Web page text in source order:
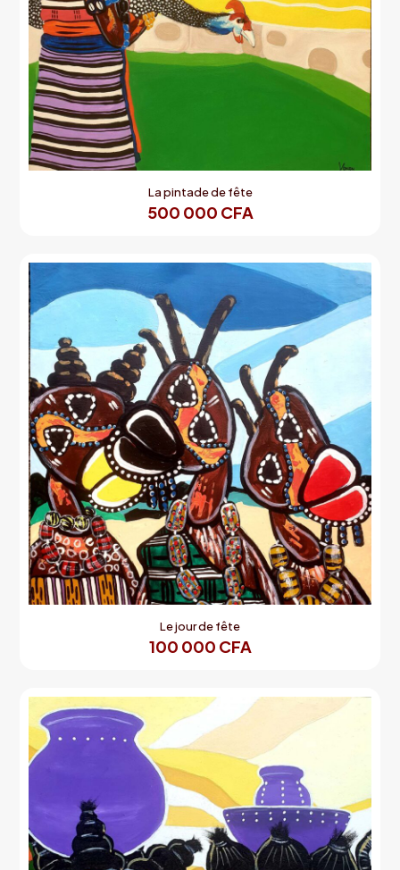
La pintade de fête
500 000 CFA
Le jour de fête
100 000 CFA